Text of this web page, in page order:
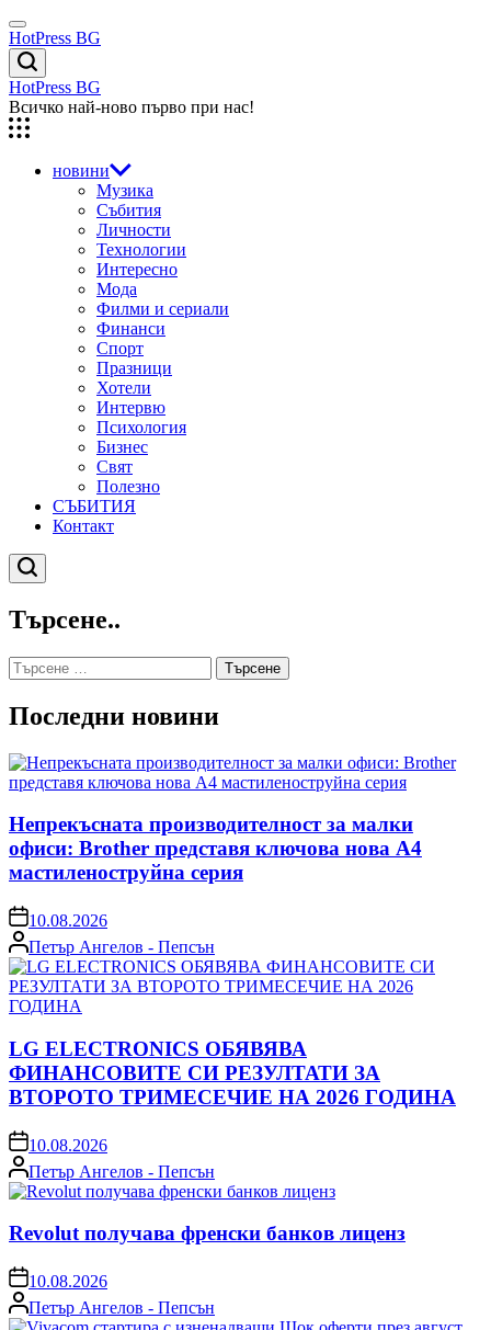
Skip
to
content
Menu
HotPress BG
Търсене
HotPress BG
Всичко най-ново първо при нас!
новини
Музика
Събития
Личности
Технологии
Интересно
Мода
Филми и сериали
Финанси
Спорт
Празници
Хотели
Интервю
Психология
Бизнес
Свят
Полезно
СЪБИТИЯ
Контакт
Търсене
Търсене..
Търсене
за:
Последни новини
Непрекъсната производителност за малки
офиси: Brother представя ключова нова A4
мастиленоструйна серия
on 10.08.2026
Posted
by
Петър Ангелов - Пепсън
LG ELECTRONICS ОБЯВЯВА
ФИНАНСОВИТЕ СИ РЕЗУЛТАТИ ЗА
ВТОРОТО ТРИМЕСЕЧИЕ НА 2026 ГОДИНА
on 10.08.2026
Posted
by
Петър Ангелов - Пепсън
Revolut получава френски банков лиценз
on 10.08.2026
Posted
by
Петър Ангелов - Пепсън